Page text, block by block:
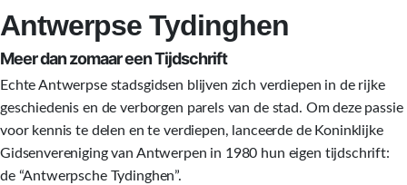
Antwerpse Tydinghen
Meer dan zomaar een Tijdschrift
Echte Antwerpse stadsgidsen blijven zich verdiepen in de rijke
geschiedenis en de verborgen parels van de stad. Om deze passie
voor kennis te delen en te verdiepen, lanceerde de Koninklijke
Gidsenvereniging van Antwerpen in 1980 hun eigen tijdschrift:
de “Antwerpsche Tydinghen”.